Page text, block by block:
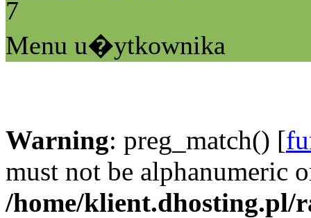
7
Menu u�ytkownika
Warning: preg_match() [
must not be alphanumeric
/home/klient.dhosting.pl/